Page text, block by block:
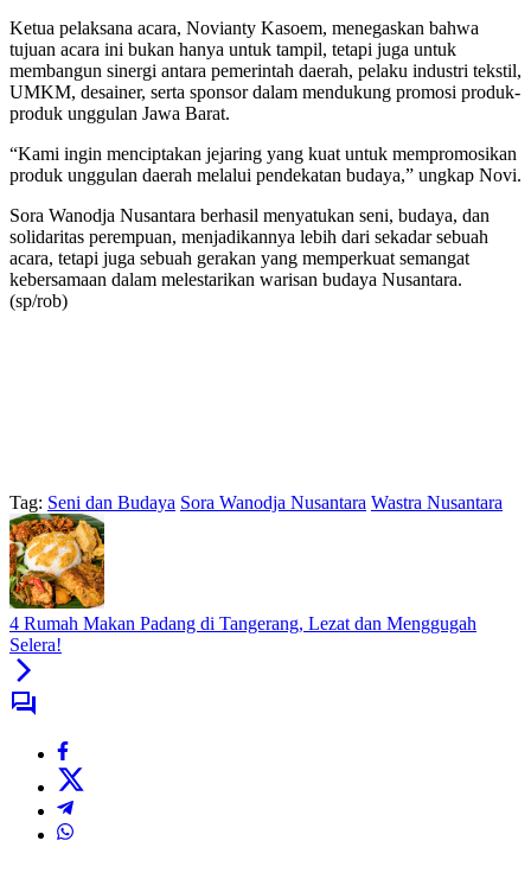
Ketua pelaksana acara, Novianty Kasoem, menegaskan bahwa
tujuan acara ini bukan hanya untuk tampil, tetapi juga untuk
membangun sinergi antara pemerintah daerah, pelaku industri tekstil,
UMKM, desainer, serta sponsor dalam mendukung promosi produk-
produk unggulan Jawa Barat.
“Kami ingin menciptakan jejaring yang kuat untuk mempromosikan
produk unggulan daerah melalui pendekatan budaya,” ungkap Novi.
Sora Wanodja Nusantara berhasil menyatukan seni, budaya, dan
solidaritas perempuan, menjadikannya lebih dari sekadar sebuah
acara, tetapi juga sebuah gerakan yang memperkuat semangat
kebersamaan dalam melestarikan warisan budaya Nusantara.
(sp/rob)
Tag: Seni dan Budaya Sora Wanodja Nusantara Wastra Nusantara
4 Rumah Makan Padang di Tangerang, Lezat dan Menggugah
Selera!